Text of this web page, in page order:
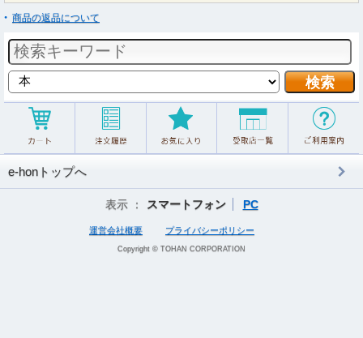
商品の返品について
e-honトップへ
表示 ： スマートフォン PC
運営会社概要 プライバシーポリシー
Copyright © TOHAN CORPORATION